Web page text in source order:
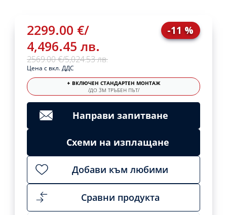
2299.00 €/
4,496.45 лв.
2569.00 €/5,024.53 лв.
-11 %
Цена с вкл. ДДС
+ ВКЛЮЧЕН СТАНДАРТЕН МОНТАЖ
/ДО 3М ТРЪБЕН ПЪТ/
Направи запитване
Схеми на изплащане
Добави към любими
Сравни продукта